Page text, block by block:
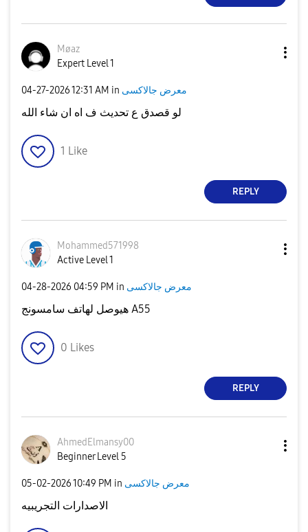
Møaz
Expert Level 1
‎04-27-202612:31 AM in معرض جالاكسى
لو قصدق ع تحديث ف اه ان شاء الله
1 Like
REPLY
Mohammed571998
Active Level 1
‎04-28-2026 04:59 PM in معرض جالاكسى
هيوصل لهاتف سامسونج A55
0 Likes
REPLY
AhmedElmansy00
Beginner Level 5
‎05-02-202610:49 PM in معرض جالاكسى
الاصدارات التجريبيه